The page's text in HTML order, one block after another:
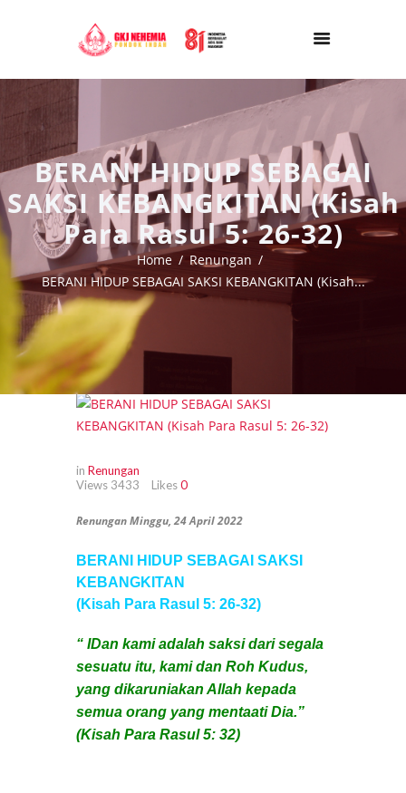
BERANI HIDUP SEBAGAI
SAKSI KEBANGKITAN (Kisah
Para Rasul 5: 26-32)
Home
Renungan
BERANI HIDUP SEBAGAI SAKSI KEBANGKITAN (Kisah...
in Renungan
Views 3433 Likes0
Renungan Minggu, 24 April 2022
BERANI HIDUP SEBAGAI SAKSI
KEBANGKITAN
(Kisah Para Rasul 5: 26-32)
“ IDan kami adalah saksi dari segala
sesuatu itu, kami dan Roh Kudus,
yang dikaruniakan Allah kepada
semua orang yang mentaati Dia.”
(Kisah Para Rasul 5: 32)